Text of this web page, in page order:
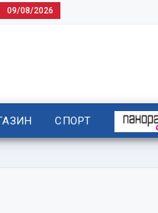
09/08/2026
СПОРТ